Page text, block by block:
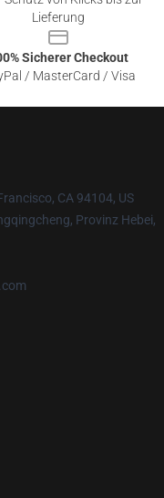
Lieferung
Sicherer Checkout
/ MasterCard / Visa
CA 94104, US
Provinz Hebei,